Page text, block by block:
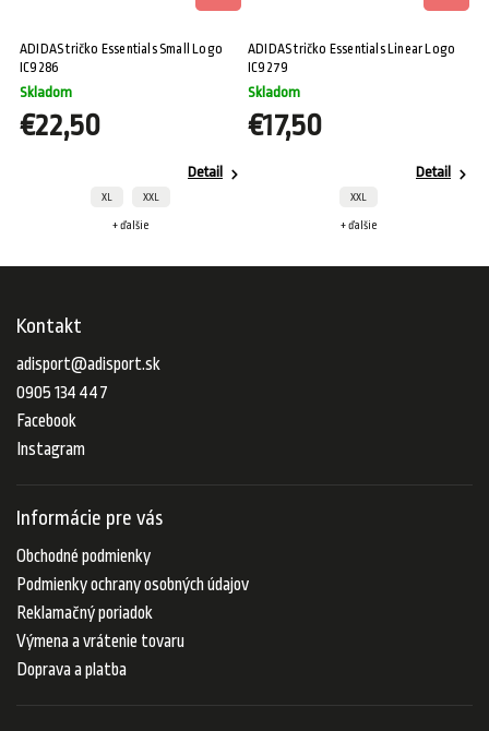
ADIDAS tričko Essentials Small Logo
IC9286
Skladom
€22,50
Detail
XL XXL
+ ďalšie
ADIDAS tričko Essentials Linear Logo
IC9279
Skladom
€17,50
Detail
XXL
+ ďalšie
Kontakt
adisport@adisport.sk
0905 134 447
Facebook
Instagram
Informácie pre vás
Obchodné podmienky
Podmienky ochrany osobných údajov
Reklamačný poriadok
Výmena a vrátenie tovaru
Doprava a platba